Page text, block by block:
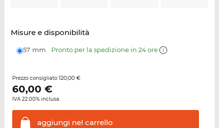
Misure e disponibilità
57 mm Pronto per la spedizione in 24 ore
Prezzo consigliato 120,00 €
60,00 €
IVA 22.00% inclusa.
aggiungi nel carrello